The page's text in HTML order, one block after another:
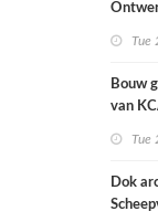
Tue
Bouw
van
Tue
Dok